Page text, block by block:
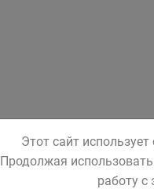
Этот сайт
Продолжая
работу